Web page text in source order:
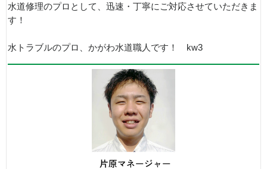
水道修理のプロとして、迅速・丁寧にご対応させていただきま
す！
水トラブルのプロ、かがわ水道職人です！ kw3